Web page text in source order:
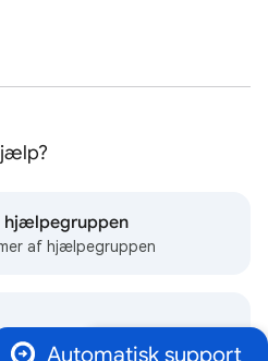
hjælpegruppen
af hjælpegruppen
vi dig videre
Automatisk support